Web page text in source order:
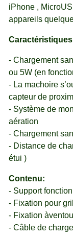
iPhone ,
appareils
- Chargement
ou 5W (en
- La machoire
capteur de
- Système de
aération
- Chargement
- Distance de
étui )
Contenu:
- Support
- Fixation pour
- Fixation
- Câble de charge